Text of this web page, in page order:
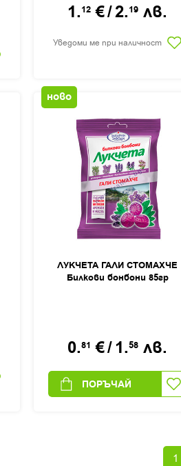
1.12 €/2.19 лв.
Уведоми ме при наличност
ново
ЛУКЧЕТА ГАЛИ СТОМАХЧЕ
Билкови бонбони 85гр
0.81 €/1.58 лв.
ПОРЪЧАЙ
1